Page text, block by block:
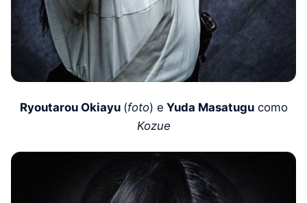
Ryoutarou Okiayu (foto) e Yuda Masatugucomo
Kozue